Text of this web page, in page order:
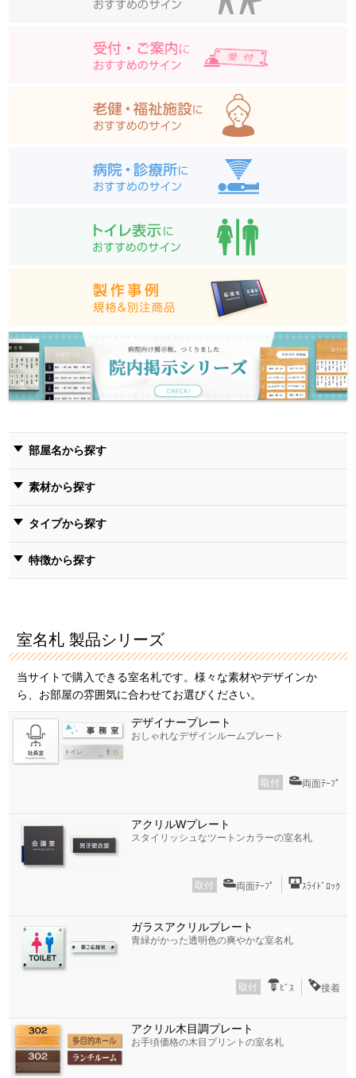
部屋名から探す
素材から探す
タイプから探す
特徴から探す
室名札 製品シリーズ
当サイトで購入できる室名札です。様々な素材やデザインか
ら、お部屋の雰囲気に合わせてお選びください。
デザイナープレート
おしゃれなデザインルームプレート
取付 両面ﾃｰﾌﾟ
アクリルWプレート
スタイリッシュなツートンカラーの室名札
取付 両面ﾃｰﾌﾟ ｽﾗｲﾄﾞﾛｯｸ
ガラスアクリルプレート
青緑がかった透明色の爽やかな室名札
取付 ﾋﾞｽ 接着
アクリル木目調プレート
お手頃価格の木目プリントの室名札